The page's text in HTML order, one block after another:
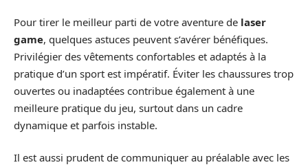
Pour tirer le meilleur parti de votre aventure de laser
game, quelques astuces peuvent s’avérer bénéfiques.
Privilégier des vêtements confortables et adaptés à la
pratique d’un sport est impératif. Éviter les chaussures trop
ouvertes ou inadaptées contribue également à une
meilleure pratique du jeu, surtout dans un cadre
dynamique et parfois instable.
Il est aussi prudent de communiquer au préalable avec les